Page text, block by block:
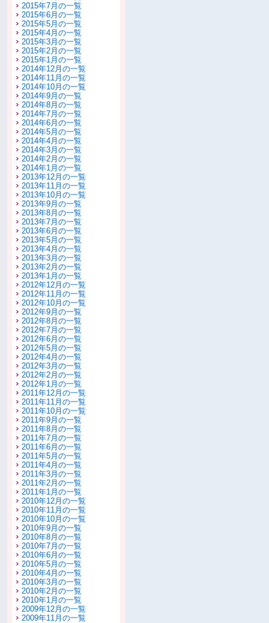
2015年7月の一覧
2015年6月の一覧
2015年5月の一覧
2015年4月の一覧
2015年3月の一覧
2015年2月の一覧
2015年1月の一覧
2014年12月の一覧
2014年11月の一覧
2014年10月の一覧
2014年9月の一覧
2014年8月の一覧
2014年7月の一覧
2014年6月の一覧
2014年5月の一覧
2014年4月の一覧
2014年3月の一覧
2014年2月の一覧
2014年1月の一覧
2013年12月の一覧
2013年11月の一覧
2013年10月の一覧
2013年9月の一覧
2013年8月の一覧
2013年7月の一覧
2013年6月の一覧
2013年5月の一覧
2013年4月の一覧
2013年3月の一覧
2013年2月の一覧
2013年1月の一覧
2012年12月の一覧
2012年11月の一覧
2012年10月の一覧
2012年9月の一覧
2012年8月の一覧
2012年7月の一覧
2012年6月の一覧
2012年5月の一覧
2012年4月の一覧
2012年3月の一覧
2012年2月の一覧
2012年1月の一覧
2011年12月の一覧
2011年11月の一覧
2011年10月の一覧
2011年9月の一覧
2011年8月の一覧
2011年7月の一覧
2011年6月の一覧
2011年5月の一覧
2011年4月の一覧
2011年3月の一覧
2011年2月の一覧
2011年1月の一覧
2010年12月の一覧
2010年11月の一覧
2010年10月の一覧
2010年9月の一覧
2010年8月の一覧
2010年7月の一覧
2010年6月の一覧
2010年5月の一覧
2010年4月の一覧
2010年3月の一覧
2010年2月の一覧
2010年1月の一覧
2009年12月の一覧
2009年11月の一覧